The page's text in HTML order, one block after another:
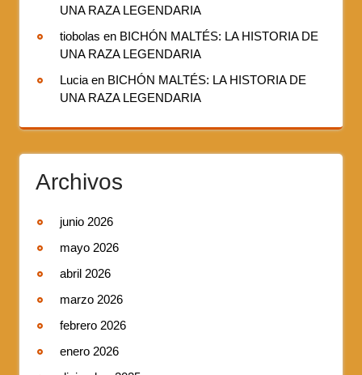
UNA RAZA LEGENDARIA
tiobolas en BICHÓN MALTÉS: LA HISTORIA DE
UNA RAZA LEGENDARIA
Lucia en BICHÓN MALTÉS: LA HISTORIA DE
UNA RAZA LEGENDARIA
Archivos
junio 2026
mayo 2026
abril 2026
marzo 2026
febrero 2026
enero 2026